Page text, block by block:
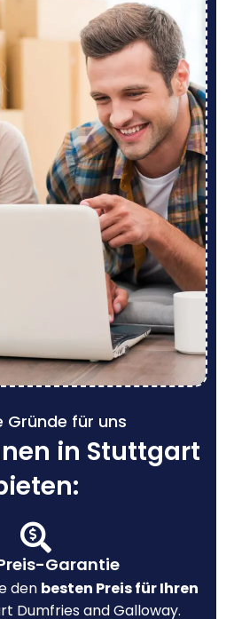
Gründe für uns
in Stuttgart
Garantie
den besten Preis für Ihren
Dumfries and Galloway.